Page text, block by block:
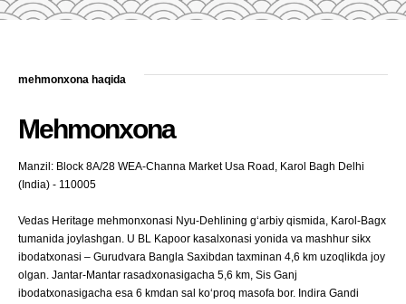
mehmonxona haqida
Mehmonxona
Manzil: Block 8A/28 WEA-Channa Market Usa Road, Karol Bagh Delhi
(India) - 110005
Vedas Heritage mehmonxonasi Nyu-Dehlining g‘arbiy qismida, Karol-Bagx
tumanida joylashgan. U BL Kapoor kasalxonasi yonida va mashhur sikx
ibodatxonasi – Gurudvara Bangla Saxibdan taxminan 4,6 km uzoqlikda joy
olgan. Jantar-Mantar rasadxonasigacha 5,6 km, Sis Ganj
ibodatxonasigacha esa 6 kmdan sal ko‘proq masofa bor. Indira Gandi